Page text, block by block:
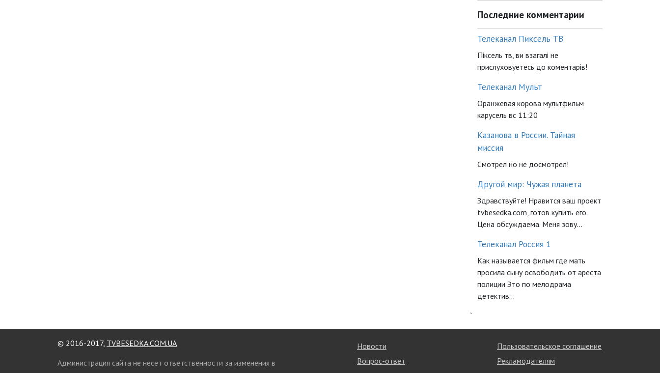
Последние комментарии
Телеканал Пиксель ТВ
Піксель тв, ви взагалі не
прислуховуетесь до коментарів!
Телеканал Мульт
Оранжевая корова мультфильм
карусель вс 11:20
Казанова в России. Тайная
миссия
Смотрел но не досмотрел!
Другой мир: Чужая планета
Здравствуйте! Нравится ваш проект
tvbesedka.com, готов купить его.
Цена обсуждаема. Меня зову...
Телеканал Россия 1
Как называется фильм где мать
просила сыну освободить от ареста
полиции Это по мелодрама
детектив...
`
© 2016-2017, TVBESEDKA.COM.UA
Администрация сайта не несет ответственности за изменения в
Новости
Вопрос-ответ
Пользовательское соглашение
Рекламодателям